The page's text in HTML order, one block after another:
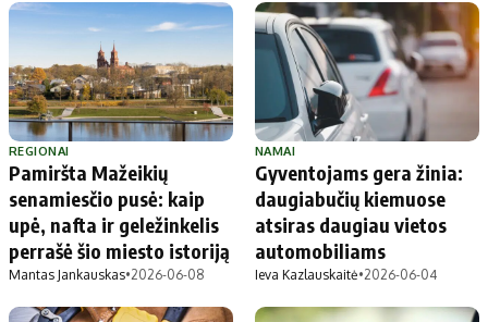
REGIONAI
Pamiršta Mažeikių
senamiesčio pusė: kaip
upė, nafta ir geležinkelis
perrašė šio miesto istoriją
Mantas Jankauskas•2026-06-08
NAMAI
Gyventojams gera žinia:
daugiabučių kiemuose
atsiras daugiau vietos
automobiliams
Ieva Kazlauskaitė•2026-06-04